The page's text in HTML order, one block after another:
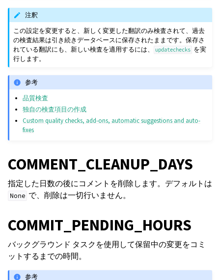
注釈
この設定を変更すると、新しく変更した翻訳のみ検査されて、過去
の検査結果は引き続きデータベースに保存されたままです。保存さ
れている翻訳にも、新しい検査を適用するには、
updatechecks を実
行します。
参考
品質検査
独自の検査項目の作成
Custom quality checks, add-ons, automatic suggestions and auto-
fixes
COMMENT_CLEANUP_DAYS
指定した日数の後にコメントを削除します。デフォルトは
None で、削除は一切行いません。
COMMIT_PENDING_HOURS
バックグラウンド タスクを使用して保留中の変更をコミ
ットするまでの時間。
参考